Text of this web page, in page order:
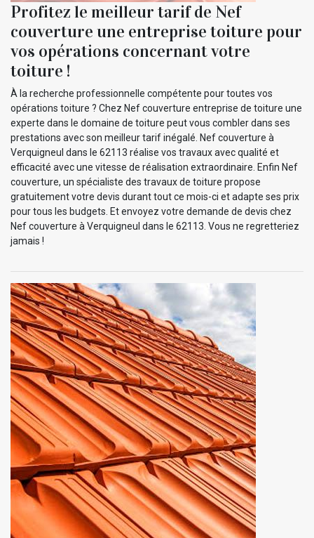
Profitez le meilleur tarif de Nef
couverture une entreprise toiture pour
vos opérations concernant votre
toiture !
À la recherche professionnelle compétente pour toutes vos
opérations toiture ? Chez Nef couverture entreprise de toiture une
experte dans le domaine de toiture peut vous combler dans ses
prestations avec son meilleur tarif inégalé. Nef couverture à
Verquigneul dans le 62113 réalise vos travaux avec qualité et
efficacité avec une vitesse de réalisation extraordinaire. Enfin Nef
couverture, un spécialiste des travaux de toiture propose
gratuitement votre devis durant tout ce mois-ci et adapte ses prix
pour tous les budgets. Et envoyez votre demande de devis chez
Nef couverture à Verquigneul dans le 62113. Vous ne regretteriez
jamais !